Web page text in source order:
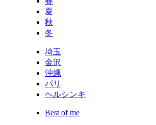
夏
秋
冬
埼玉
金沢
沖縄
パリ
ヘルシンキ
Best of me